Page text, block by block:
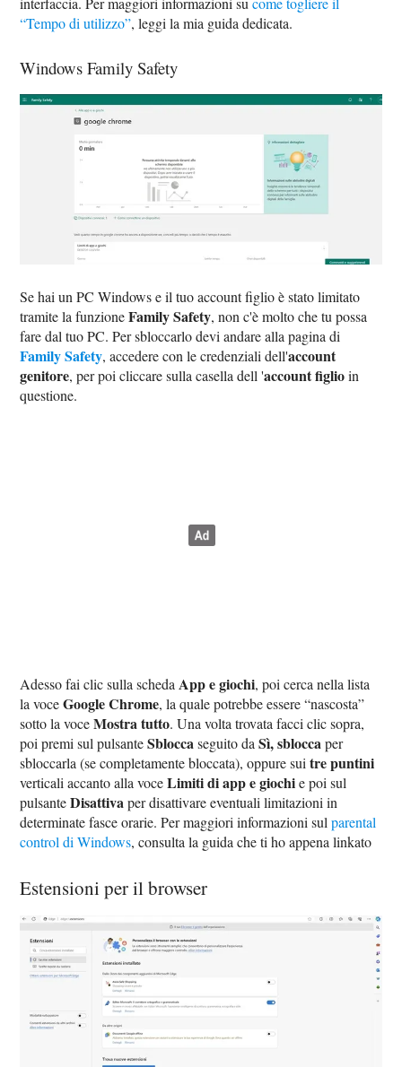
“Tempo di utilizzo”, leggi la mia guida dedicata.
Windows Family Safety
Se hai un PC Windows e il tuo account figlio è stato limitato
tramite la funzioneFamily Safety, non c'è molto che tu possa
fare dal tuo PC. Per sbloccarlo devi andare alla pagina di
Family Safety, accedere con le credenziali dell'account
genitore, per poi cliccare sulla casella dell 'account figlioin
questione.
Adesso fai clic sulla scheda App e giochi, poi cerca nella lista
la voceGoogle Chrome, la quale potrebbe essere “nascosta”
sotto la voceMostra tutto. Una volta trovata facci clic sopra,
poi premi sul pulsanteSbloccaseguito daSì, sbloccaper
sbloccarla (se completamente bloccata), oppure suitre puntini
verticali accanto alla voceLimiti di app e giochie poi sul
pulsanteDisattivaper disattivare eventuali limitazioni in
determinate fasce orarie. Per maggiori informazioni sulparental
control di Windows, consulta la guida che ti ho appena linkato
Estensioni per il browser